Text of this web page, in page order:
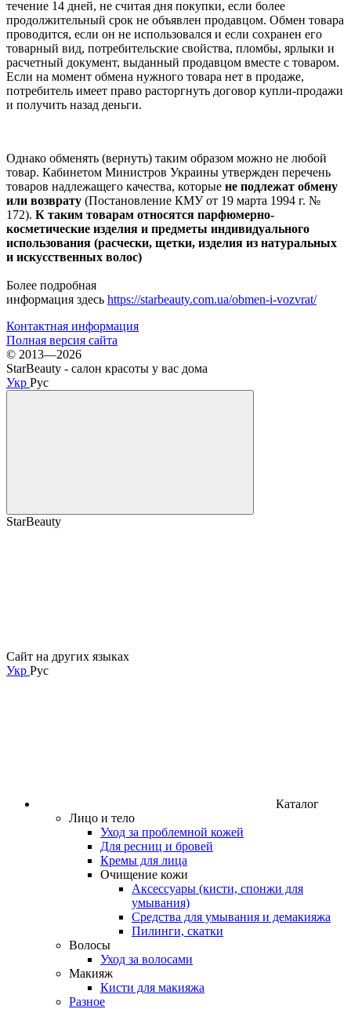
течение 14 дней, не считая дня покупки, если более
продолжительный срок не объявлен продавцом. Обмен товара
проводится, если он не использовался и если сохранен его
товарный вид, потребительские свойства, пломбы, ярлыки и
расчетный документ, выданный продавцом вместе с товаром.
Если на момент обмена нужного товара нет в продаже,
потребитель имеет право расторгнуть договор купли-продажи
и получить назад деньги.
Однако обменять (вернуть) таким образом можно не любой
товар. Кабинетом Министров Украины утвержден перечень
товаров надлежащего качества, которые не подлежат обмену
или возврату (Постановление КМУ от 19 марта 1994 г. №
172). К таким товарам относятся парфюмерно-
косметические изделия и предметы индивидуального
использования (расчески, щетки, изделия из натуральных
и искусственных волос)
Более подробная
информация здесь https://starbeauty.com.ua/obmen-i-vozvrat/
Контактная информация
Полная версия сайта
© 2013—2026
StarBeauty - салон красоты у вас дома
Укр Рус
StarBeauty
Сайт на других языках
Укр Рус
Каталог
Лицо и тело
Уход за проблемной кожей
Для ресниц и бровей
Кремы для лица
Очищение кожи
Аксессуары (кисти, спонжи для
умывания)
Средства для умывания и демакияжа
Пилинги, скатки
Волосы
Уход за волосами
Макияж
Кисти для макияжа
Разное